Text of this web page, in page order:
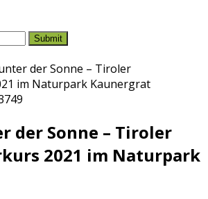
Submit
der Sonne – Tiroler
im Naturpark Kaunergrat
der Sonne – Tiroler
2021 im Naturpark